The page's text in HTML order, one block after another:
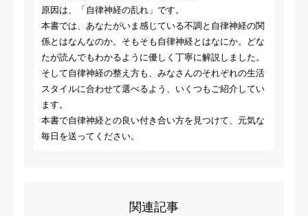
原因は、「自律神経の乱れ」です。
本書では、あなたがいま感じている不調と自律神経の関
係とはなんなのか。そもそも自律神経とはなにか。どな
たが読んでもわかるように優しく丁寧に解説しました。
そして自律神経の整え方も、みなさんのそれぞれの生活
スタイルに合わせて選べるよう、いくつもご紹介してい
ます。
本書で自律神経との良い付き合い方を見つけて、元気な
毎日を送ってください。
関連記事